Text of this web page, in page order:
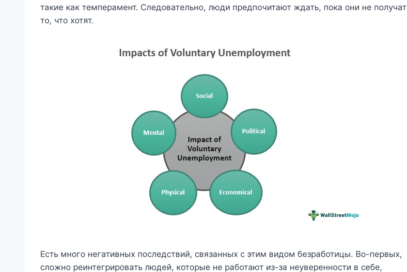
такие как темперамент. Следовательно, люди предпочитают ждать, пока они не получат
то, что хотят.
Есть много негативных последствий, связанных с этим видом безработицы. Во-первых,
сложно реинтегрировать людей, которые не работают из-за неуверенности в себе,